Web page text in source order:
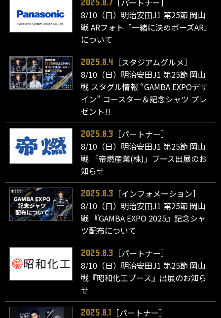
2025.8.7
8/10（日）明治安田J1 第25節 岡山
戦 ARフォト「一緒に決めポーズAR」
について
2025.8.4
［スタジアムグルメ］
8/10（日）明治安田J1 第25節 岡山
戦 スタグル情報 “GAMBA EXPOデザ
イン” コースター＆記念シャツ プレ
ゼント!!
2025.8.3
［パートナー］
8/10（日）明治安田J1 第25節 岡山
戦 「帝燃産業(株)」ブース出展のお
知らせ
2025.8.3
［インフォメーション］
8/10（日）明治安田J1 第25節 岡山
戦 『GAMBA EXPO 2025』記念シャ
ツ配布について
2025.8.3
［パートナー］
8/10（日）明治安田J1 第25節 岡山
戦『昭和化工ブース』出展のお知ら
せ
2025.8.1
［パートナー］